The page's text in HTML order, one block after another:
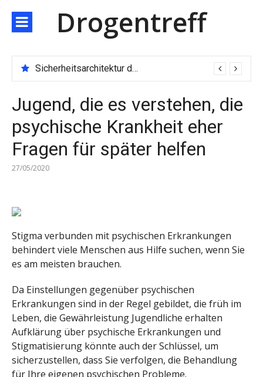
zum
Inhalt
Drogentreff
Sicherheitsarchitektur der nächsten Generation: JARXE kombiniert Multi-Wallet und MPC als Schutzschild für digitales Vertrauen
Jugend, die es verstehen, die
psychische Krankheit eher
Fragen für später helfen
27/05/2020
Stigma verbunden mit psychischen Erkrankungen
behindert viele Menschen aus Hilfe suchen, wenn Sie
es am meisten brauchen.
Da Einstellungen gegenüber psychischen
Erkrankungen sind in der Regel gebildet, die früh im
Leben, die Gewährleistung Jugendliche erhalten
Aufklärung über psychische Erkrankungen und
Stigmatisierung könnte auch der Schlüssel, um
sicherzustellen, dass Sie verfolgen, die Behandlung
für Ihre eigenen psychischen Probleme.